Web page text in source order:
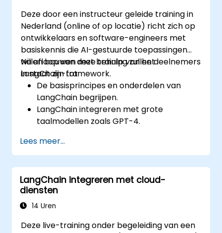
Gebruikersgedragsgegevens analyseren
om prestaties en ervaring verder te
verbeteren.
Deze door een instructeur geleide training in
Nederland (online of op locatie) richt zich op
ontwikkelaars en software-engineers met
basiskennis die AI-gestuurde toepassingen
willen bouwen met behulp van het
LangChain-framework.
Na afloop van deze training zullen deelnemers
in staat zijn tot:
De basisprincipes en onderdelen van
LangChain begrijpen.
LangChain integreren met grote
taalmodellen zoals GPT-4.
met LangChain.
Veelvoorkomende problemen in
LangChain-applicaties oplossen.
Lees meer...
LangChain integreren met cloud-
diensten
14 Uren
Deze live-training onder begeleiding van een